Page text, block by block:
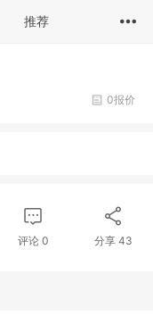
推荐
0报价
评论0 分享 43